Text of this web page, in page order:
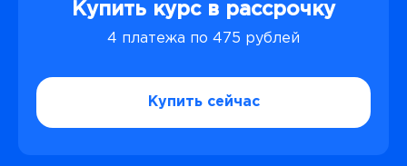
Купить курс в рассрочку
4 платежа по 475 рублей
Купить сейчас